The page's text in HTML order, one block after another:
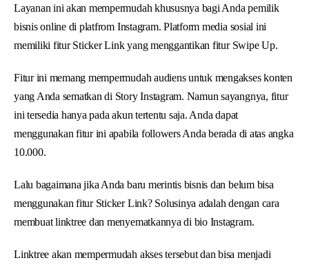
Layanan ini akan mempermudah khususnya bagi Anda pemilik
bisnis online di platfrom Instagram. Platform media sosial ini
memiliki fitur Sticker Link yang menggantikan fitur Swipe Up.
Fitur ini memang mempermudah audiens untuk mengakses konten
yang Anda sematkan di Story Instagram. Namun sayangnya, fitur
ini tersedia hanya pada akun tertentu saja. Anda dapat
menggunakan fitur ini apabila followers Anda berada di atas angka
10.000.
Lalu bagaimana jika Anda baru merintis bisnis dan belum bisa
menggunakan fitur Sticker Link? Solusinya adalah dengan cara
membuat linktree dan menyematkannya di bio Instagram.
Linktree akan mempermudah akses tersebut dan bisa menjadi